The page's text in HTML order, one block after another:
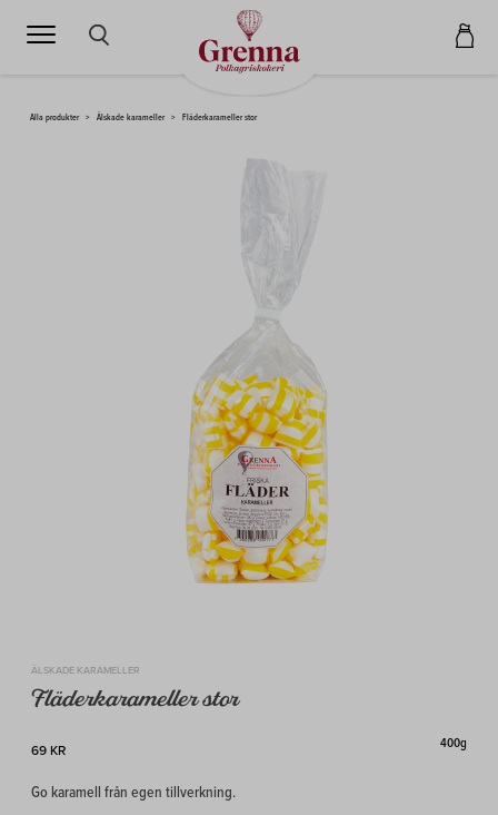
Alla produkter > Älskade karameller > Fläderkarameller stor
ÄLSKADE KARAMELLER
Fläderkarameller stor
69 KR 400g
Go karamell från egen tillverkning.